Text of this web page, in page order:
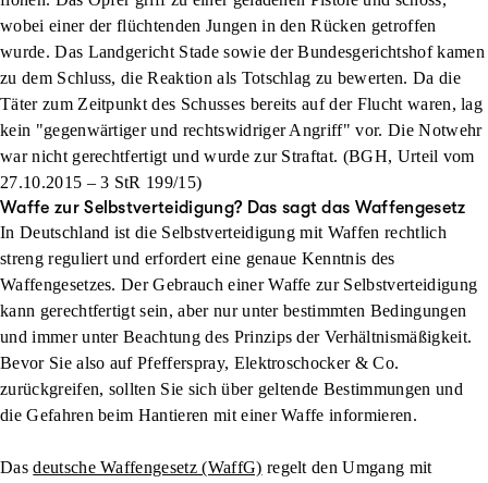
wobei einer der flüchtenden Jungen in den Rücken getroffen
wurde. Das Landgericht Stade sowie der Bundesgerichtshof kamen
zu dem Schluss, die Reaktion als Totschlag zu bewerten. Da die
Täter zum Zeitpunkt des Schusses bereits auf der Flucht waren, lag
kein "gegenwärtiger und rechtswidriger Angriff" vor. Die Notwehr
war nicht gerechtfertigt und wurde zur Straftat. (BGH, Urteil vom
27.10.2015 – 3 StR 199/15)
Waffe zur Selbstverteidigung? Das sagt das Waffengesetz
In Deutschland ist die Selbstverteidigung mit Waffen rechtlich
streng reguliert und erfordert eine genaue Kenntnis des
Waffengesetzes. Der Gebrauch einer Waffe zur Selbstverteidigung
kann gerechtfertigt sein, aber nur unter bestimmten Bedingungen
und immer unter Beachtung des Prinzips der Verhältnismäßigkeit.
Bevor Sie also auf Pfefferspray, Elektroschocker & Co.
zurückgreifen, sollten Sie sich über geltende Bestimmungen und
die Gefahren beim Hantieren mit einer Waffe informieren.
Dasdeutsche Waffengesetz (WaffG) regelt den Umgang mit